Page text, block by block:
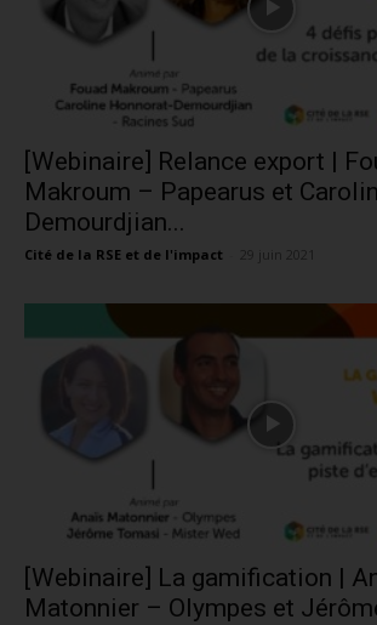
[Webinaire] Relance export |
Makroum – Papearus et
Demourdjian...
Cité de la RSE et de l'impact
[Webinaire] La gamification |
Matonnier – Olympes et